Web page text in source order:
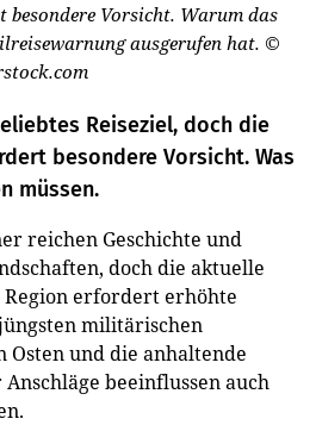
besondere Vorsicht. Warum das
ausgerufen hat. ©
Reiseziel, doch die
besondere Vorsicht. Was
müssen.
reichen Geschichte und
doch die aktuelle
erfordert erhöhte
militärischen
Osten und die anhaltende
beeinflussen auch